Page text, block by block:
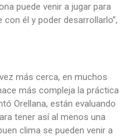
puede venir a jugar para
él y poder desarrollarlo”,
más cerca, en muchos
más compleja la práctica
Orellana, están evaluando
tener así al menos una
clima se pueden venir a